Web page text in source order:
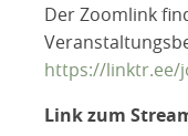
Der Zoomlink
https://linktr.ee/
Link zum